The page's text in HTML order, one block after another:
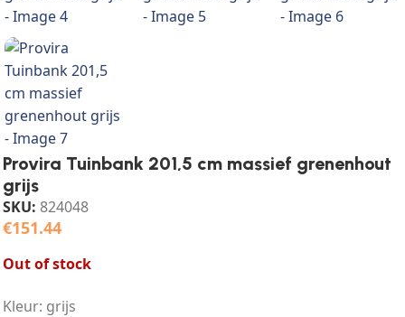
Provira Tuinbank 201,5 cm massief grenenhout
grijs
SKU: 824048
€151.44
Out of stock
Kleur: grijs